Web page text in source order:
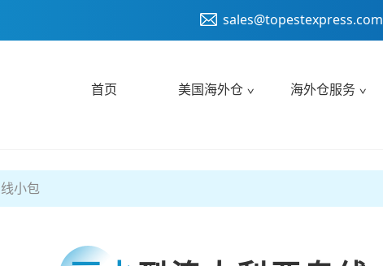
sales@topestexpress.com
首页 美国海外仓 海外仓服务
小包